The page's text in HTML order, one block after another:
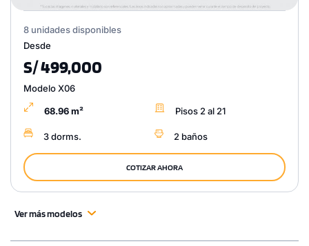
8 unidades disponibles
Desde
S/ 499,000
Modelo X06
68.96 m² Pisos 2 al 21
3 dorms. 2 baños
COTIZAR AHORA
Ver más modelos